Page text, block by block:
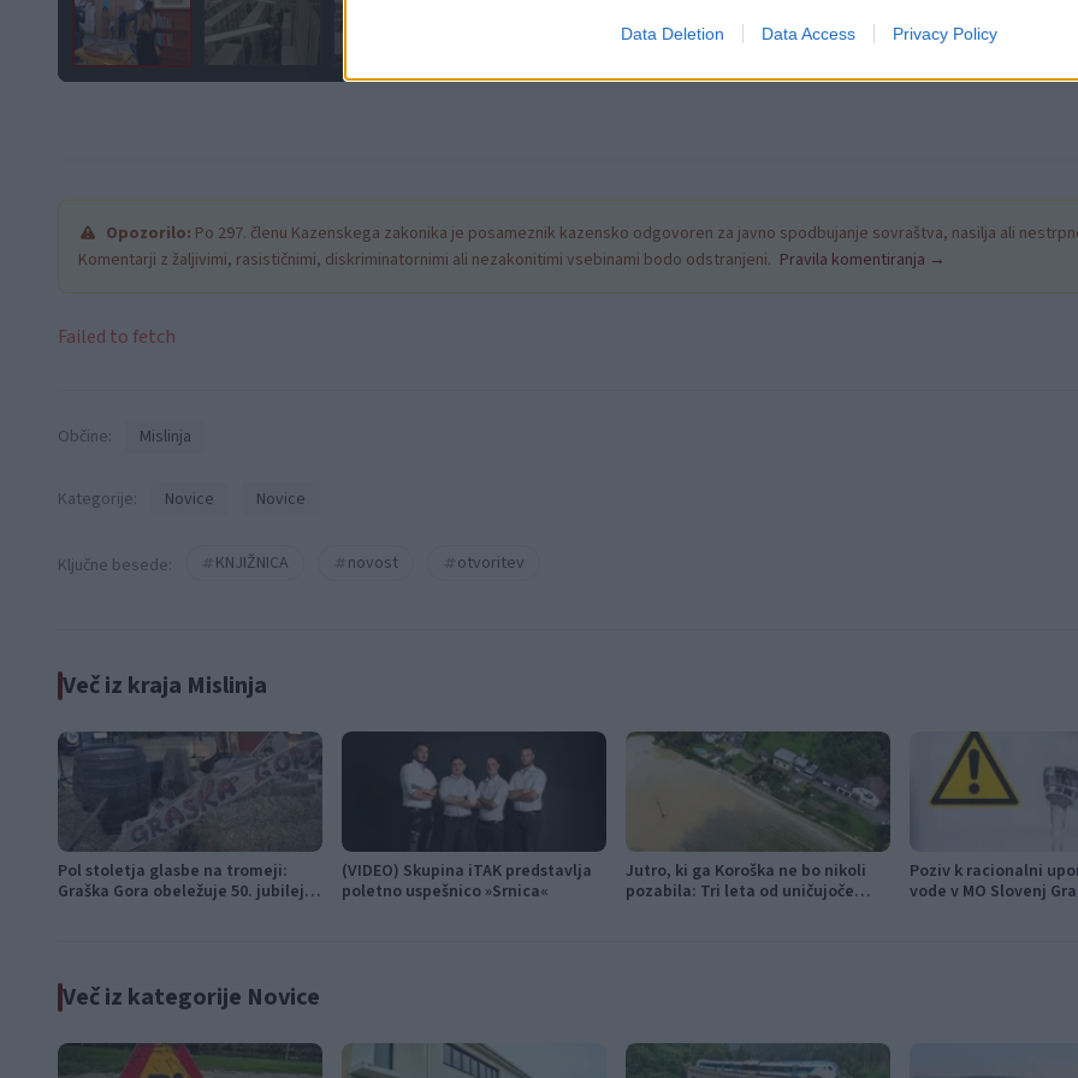
Data Deletion Data Access Privacy Policy
Opozorilo: Po 297. členu Kazenskega zakonika je posameznik kazensko odgovoren za javno spodbujanje sovraštva, nasilja ali
Komentarji z žaljivimi, rasističnimi, diskriminatornimi ali nezakonitimi vsebinami bodo odstranjeni. Pravila komentiranja →
Failed to fetch
Občine: Mislinja
Kategorije: Novice Novice
Ključne besede: KNJIŽNICA novost otvoritev
Več iz kraja Mislinja
Pol stoletja glasbe na tromeji:
Graška Gora obeležuje 50. jubilejni
(VIDEO) Skupina iTAK predstavlja
poletno uspešnico »Srnica«
Jutro, ki ga Koroška ne bo nikoli
pozabila: Tri leta od uničujoče
Poziv k racionalni
vode v MO Slovenj
Več iz kategorije Novice